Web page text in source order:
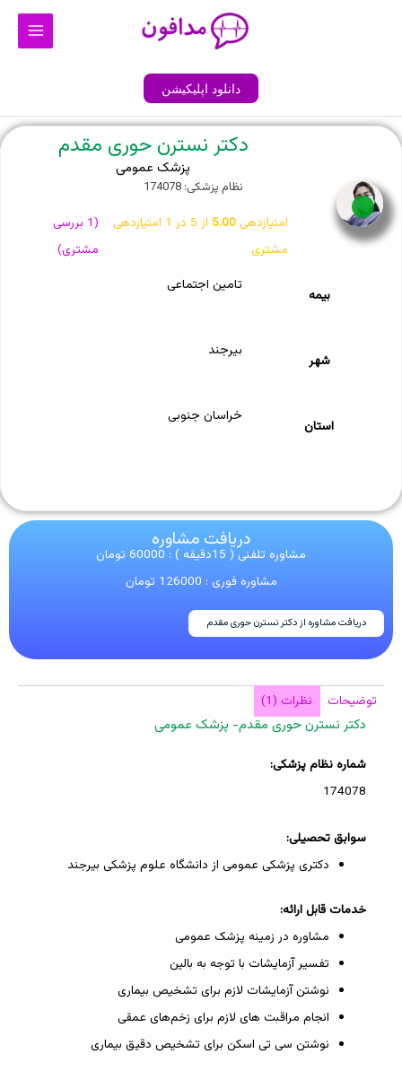
Main
دانلود اپلیکیشن
دکتر نسترن حوری مقدم
پزشک عمومی
نظام پزشکی: 174078
امتیازدهی5.00 از 5 در 1 امتیازدهی
مشتری
(
1 بررسی
مشتری)
بیمه
تامین اجتماعی
شهر
بیرجند
استان
خراسان جنوبی
دریافت مشاوره
مشاوره تلفنی ( 15دقیقه ) : 60000 تومان
مشاوره فوری : 126000 تومان
دریافت مشاوره از دکتر نسترن حوری مقدم
توضیحات نظرات (1)
دکتر نسترن حوری مقدم- پزشک عمومی
شماره نظام پزشکی:
174078
سوابق تحصیلی:
دکتری پزشکی عمومی از دانشگاه علوم پزشکی بیرجند
خدمات قابل ارائه:
مشاوره در زمینه پزشک عمومی
تفسیر آزمایشات با توجه به بالین
نوشتن آزمایشات لازم برای تشخیص بیماری
انجام مراقبت های لازم برای زخم‌های عمقی
نوشتن سی تی اسکن برای تشخیص دقیق بیماری